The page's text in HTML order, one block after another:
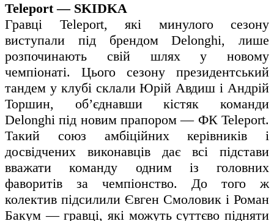
Teleport — SKIDKA
Гравці Teleport, які минулого сезону
виступали під брендом Delonghi, лише
розпочинають свій шлях у новому
чемпіонаті. Цього сезону президентський
тандем у клубі склали Юрій Авдиш і Андрій
Торшин, об’єднавши кістяк команди
Delonghi під новим прапором — ФК Teleport.
Такий союз амбіційних керівників і
досвідчених виконавців дає всі підстави
вважати команду одним із головних
фаворитів за чемпіонство. До того ж
колектив підсилили Євген Смоловик і Роман
Бакум — гравці, які можуть суттєво підняти